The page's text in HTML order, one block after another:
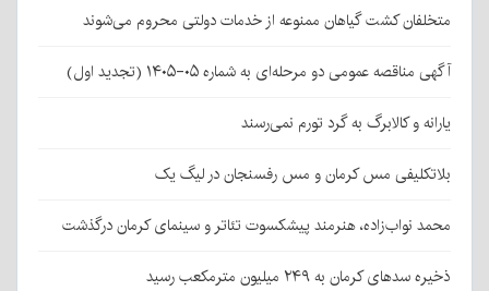
متخلفان کشت گیاهان ممنوعه از خدمات دولتی محروم می‌شوند
آگهی مناقصه عمومی دو مرحله‌ای به شماره ۰۵-۱۴۰۵ (تجدید اول)
یارانه و کالابرگ به گرد تورم نمی‌رسند
بلاتکلیفی مس کرمان و مس رفسنجان در لیگ یک
محمد نواب‌زاده، هنرمند پیشکسوت تئاتر و سینمای کرمان درگذشت
ذخیره سدهای کرمان به ۲۴۹ میلیون مترمکعب رسید